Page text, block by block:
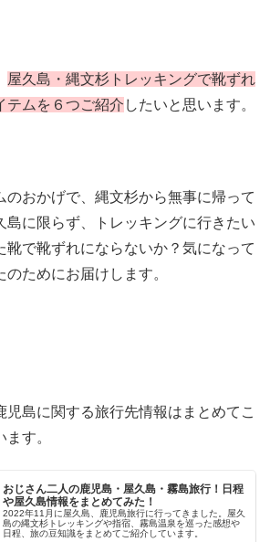
屋久島・縄文杉トレッキングで靴ずれ
テムを６つご紹介 したいと思います。
のおかげで、縄文杉から無事に帰って
島に限らず、トレッキングに行きたい
靴で靴ずれにならないか？気になって
ためにお届けします。
児島に関する旅行先情報はまとめてこ
す。
おじさん二人の鹿児島・屋久島・霧島旅行！日程
や屋久島情報をまとめてみた！
2022年11月に屋久島、鹿児島旅行に行ってきました。屋久
島の縄文杉トレッキングや指宿、霧島温泉を巡った感想や
日程、旅の豆知識をまとめてご紹介しています。